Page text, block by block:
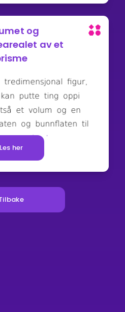
og
av et
Les her